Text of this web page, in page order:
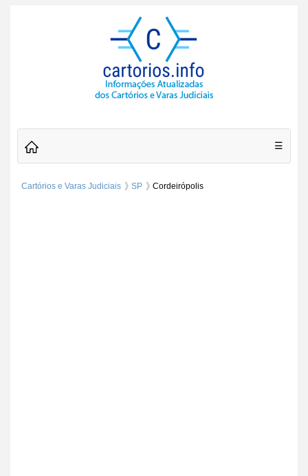
☰
Cartórios e Varas Judiciais SP Cordeirópolis